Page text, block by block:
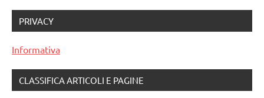
PRIVACY
Informativa
CLASSIFICA ARTICOLI E PAGINE